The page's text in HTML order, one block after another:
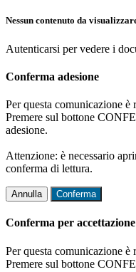
Nessun contenuto da
Autenticarsi per vedere i
Conferma adesione
Per questa comunicazione è
Premere sul bottone
adesione.
Attenzione: è necessario
conferma di lettura.
Annulla Conferma
Conferma per accettazione
Per questa comunicazione è
Premere sul bottone